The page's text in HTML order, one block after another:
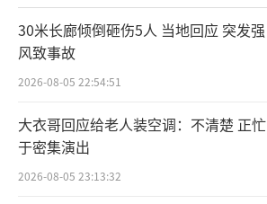
30米长廊倾倒砸伤5人 当地回应 突发强
风致事故
2026-08-05 22:54:51
大衣哥回应给老人装空调：不清楚 正忙
于密集演出
2026-08-05 23:13:32